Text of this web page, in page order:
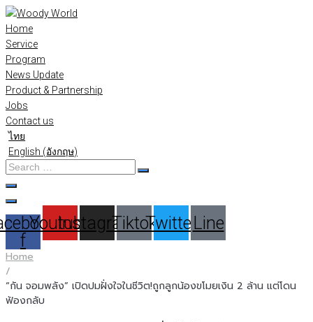
Skip
to
content
Home
Service
Program
News Update
Product & Partnership
Jobs
Contact us
ไทย
English (อังกฤษ)
Search
…
f
Youtube
Instagram
TiktokTwitterLine
Home
/
“กัน จอมพลัง” เปิดปมฝั่งใจในชีวิต!ถูกลูกน้องขโมยเงิน 2 ล้าน แต่โดน
ฟ้องกลับ